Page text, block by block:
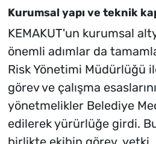
Kurumsal yapı ve teknik
KEMAKUT'un kurumsal
önemli adımlar da
Risk Yönetimi Müdürlüğü
görev ve çalışma
yönetmelikler Belediye
edilerek yürürlüğe girdi.